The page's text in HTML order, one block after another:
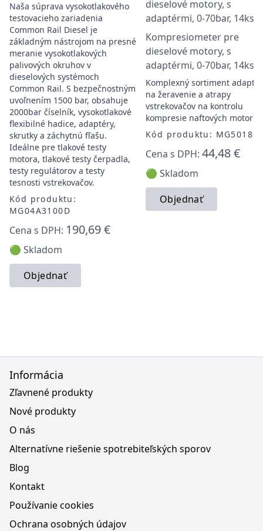
Naša súprava vysokotlakového
testovacieho zariadenia
Common Rail Diesel je
základným nástrojom na presné
meranie vysokotlakových
palivových okruhov v
dieselových systémoch
Common Rail. S bezpečnostným
uvoľnením 1500 bar, obsahuje
2000bar číselník, vysokotlakové
flexibilné hadice, adaptéry,
skrutky a záchytnú fľašu.
Ideálne pre tlakové testy
motora, tlakové testy čerpadla,
testy regulátorov a testy
tesnosti vstrekovačov.
Kód produktu:
MG04A3100D
Cena s DPH: 190,69 €
🟢 Skladom
Objednať
Kompresiometer pre
dieselové motory, s
adaptérmi, 0-70bar, 14ks
Komplexný sortiment
na žeravenie a atrapy
vstrekovačov na kontrolu
kompresie naftových motorov.
Kód produktu: MG50181
Cena s DPH: 44,48 €
🟢 Skladom
Objednať
Informácia
Zľavnené produkty
Nové produkty
O nás
Alternatívne riešenie spotrebiteľských sporov
Blog
Kontakt
Používanie cookies
Ochrana osobných údajov